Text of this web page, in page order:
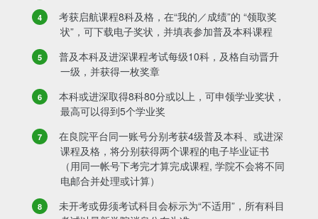
考获启航课程8科及格，在“我的／成绩”的 “领取奖
状”，可下载电子奖状，并填表参加普及本科课程
普及本科及进深课程考试每级10科，及格自动晋升
一级，并获得一枚奖章
本科或进深取得8科80分或以上，可申领学业奖状，
最高可以得到5个学业奖
在良院平台同一账号分别考获4级普及本科、或进深
课程及格，将分别获得两个课程的电子毕业证书
（用同一帐号下考完才算完成课程, 学院不会将不同
电邮合并处理或计算）
未开考或毋须考试科目会标示为“不适用”，所有科目